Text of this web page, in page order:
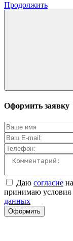
Продолжить
Оформить заявку
Даю согласие
принимаю условия
данных
Оформить